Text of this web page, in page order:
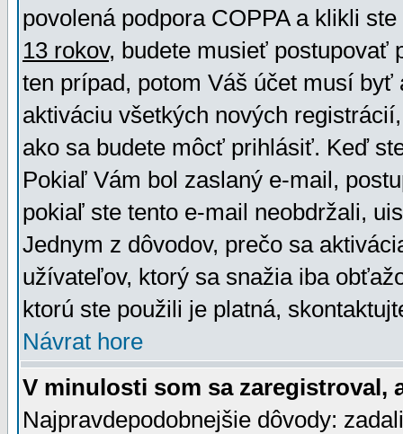
povolená podpora COPPA a klikli
13 rokov, budete musieť postupovať
ten prípad, potom Váš účet musí
aktiváciu všetkých nových
ako sa budete môcť prihlásiť. Keď
Pokiaľ Vám bol zaslaný e-mail,
pokiaľ ste tento e-mail neobdržali,
Jednym z dôvodov, prečo sa
užívateľov, ktorý sa snažia iba
ktorú ste použili je platná,
Návrat hore
V minulosti som sa zaregistroval,
Najpravdepodobnejšie dôvody: